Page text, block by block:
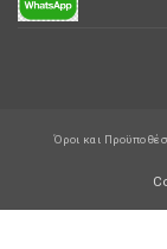
Όροι και